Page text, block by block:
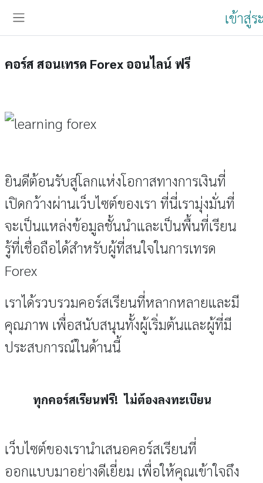
ข้ามไปที่เนื้อหาหลัก เข้าสู่
คอร์ส สอนเทรด Forex ออนไลน์ ฟรี
ยินดีต้อนรับสู่โลกแห่งโอกาสทางการเงินที่
เปิดกว้างผ่านเว็บไซต์ของเรา ที่นี่เรามุ่งมั่นที่
จะเป็นแหล่งข้อมูลชั้นนำและเป็นพื้นที่เรียน
รู้ที่เชื่อถือได้สำหรับผู้ที่สนใจในการเทรด
Forex
เราได้รวบรวมคอร์สเรียนที่หลากหลายและมี
คุณภาพ เพื่อสนับสนุนทั้งผู้เริ่มต้นและผู้ที่มี
ประสบการณ์ในด้านนี้
ทุกคอร์สเรียนฟรี! ไม่ต้องลงทะเบียน
เว็บไซต์ของเรานำเสนอคอร์สเรียนที่
ออกแบบมาอย่างดีเยี่ยม เพื่อให้คุณเข้าใจถึง